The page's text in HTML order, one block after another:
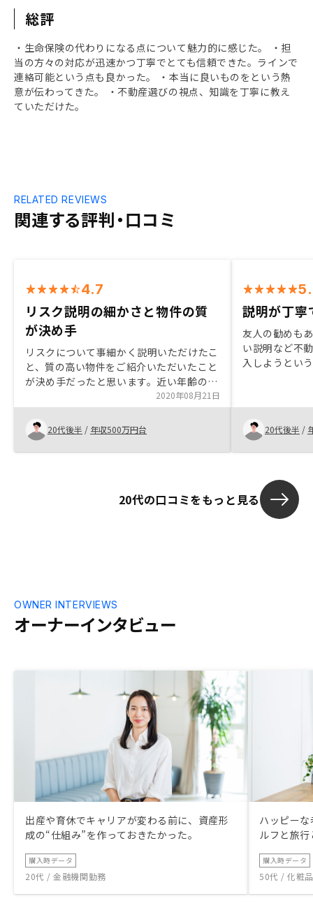
総評
・生命保険の代わりになる点について魅力的に感じた。 ・担
当の方々の対応が迅速かつ丁寧でとても信頼できた。ラインで
連絡可能という点も良かった。 ・本当に良いものをという熱
意が伝わってきた。 ・不動産選びの視点、知識を丁寧に教え
ていただけた。
関連する評判・口コミ
RELATED REVIEWS
4.7
リスク説明の細かさと物件の質
が決め手
リスクについて事細かく説明いただけたこ
と、質の高い物件をご紹介いただいたこと
が決め手だったと思います。近い年齢の担
当者にわかりやすい説明いただけたので、
買いやすかったです。書類の修正が多かっ
たので、少なくなると良いと思います。
2020年08月21日
20代後半 / 年収500万円台
説明が丁寧
友人の勧めも
い説明など不
入しようとい
も購入しよう
から。
20代後半 /
20代の口コミをもっと見る
オーナーインタビュー
OWNER INTERVIEWS
出産や育休でキャリアが変わる前に、資産形
成の“仕組み”を作っておきたかった。
購入時データ
20代 / 金融機関勤務
ハッピー
ルフと旅
購入時データ
50代 / 化粧